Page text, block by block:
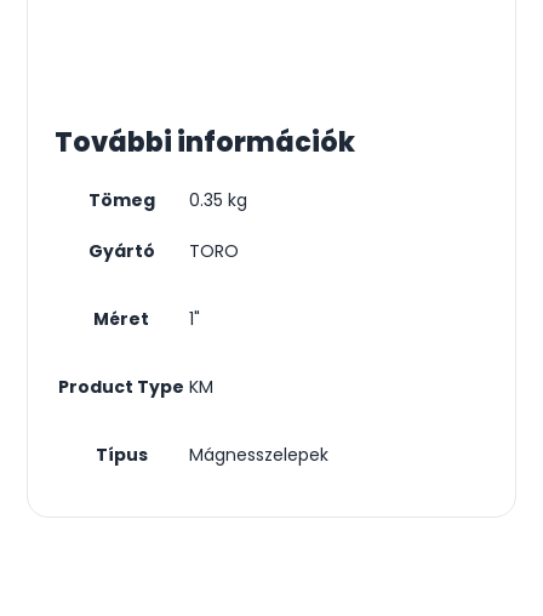
További információk
Tömeg 0.35 kg
Gyártó TORO
Méret 1"
Product Type KM
Típus Mágnesszelepek